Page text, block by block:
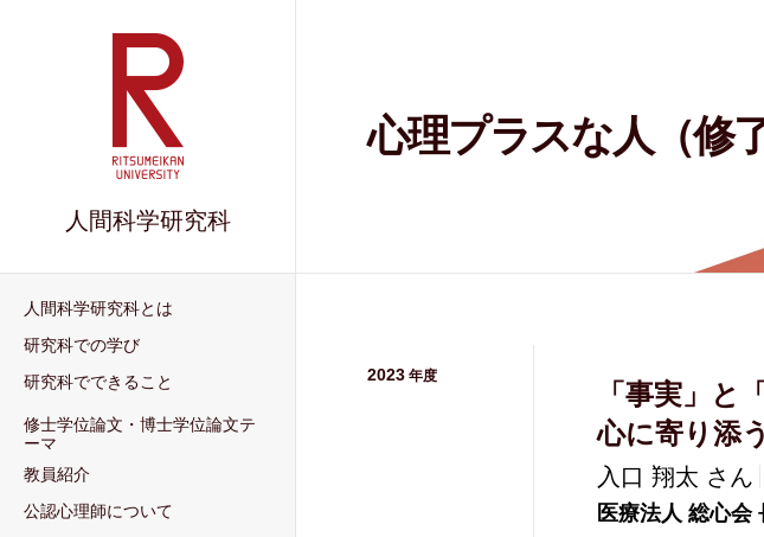
人間科学研究科
人間科学研究科とは
研究科での学び
研究科でできること
修士学位論文・博士学位論文テ
ーマ
教員紹介
公認心理師について
心理プラスな人（修
2023
「事実」と
心に寄り添
入口 翔太 さん
医療法人 総心会